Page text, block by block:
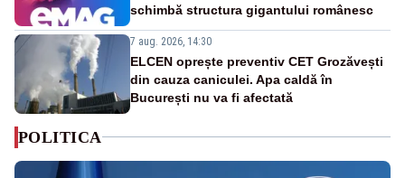
schimbă structura gigantului românesc
7 aug. 2026, 14:30
ELCEN oprește preventiv CET Grozăvești
din cauza caniculei. Apa caldă în
București nu va fi afectată
POLITICA